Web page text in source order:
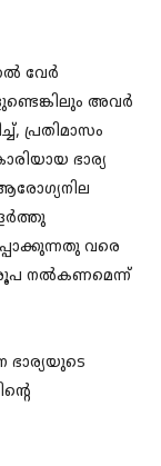
വേര്‍
അവര്‍
പ്രതിമാസം
ഭാര്യ
വരെ
രൂപ നൽകണമെന്ന്
ഭാര്യയുടെ